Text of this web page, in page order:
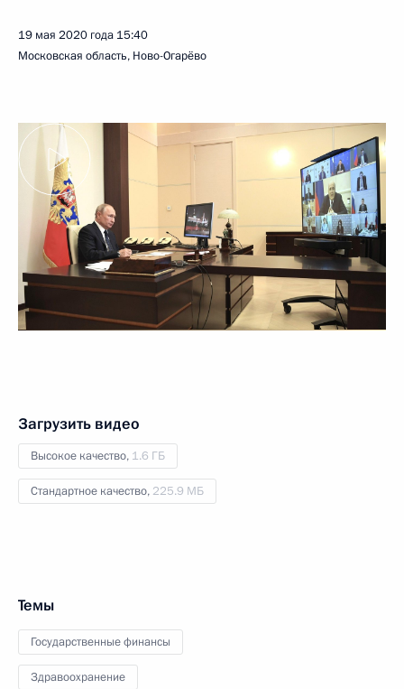
19 мая 2020 года 15:40
Московская область, Ново-Огарёво
Загрузить видео
Высокое качество, 1.6 ГБ
Стандартное качество, 225.9 МБ
Темы
Государственные финансы
Здравоохранение